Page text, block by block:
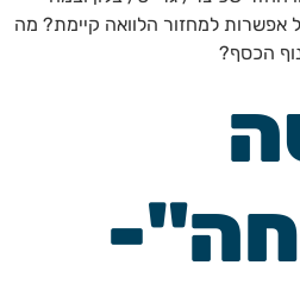
אפשרות למחזור הלוואה קיימת? מה
הכסף?